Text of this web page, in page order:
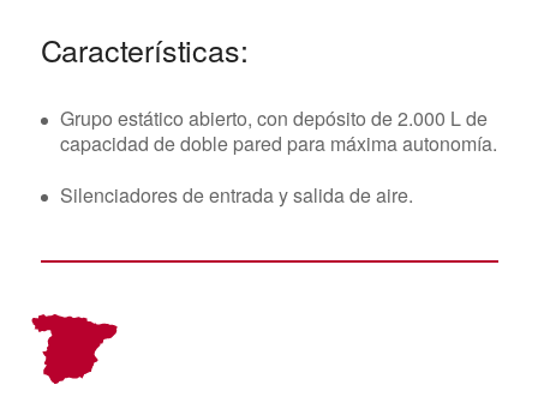
Características:
Grupo estático abierto, con depósito de 2.000 L de
capacidad de doble pared para máxima autonomía.
Silenciadores de entrada y salida de aire.